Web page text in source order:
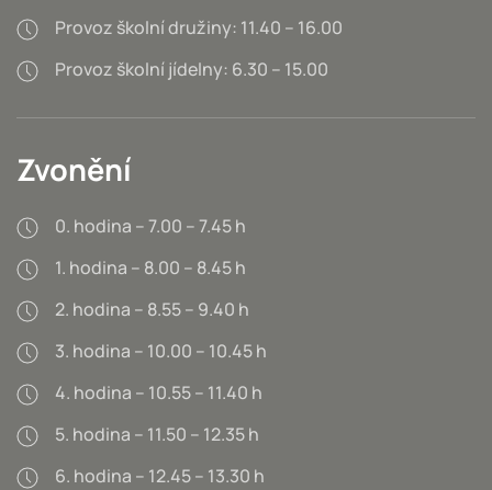
Provoz školní družiny: 11.40 – 16.00
Provoz školní jídelny: 6.30 – 15.00
Zvonění
0. hodina – 7.00 – 7.45 h
1. hodina – 8.00 – 8.45 h
2. hodina – 8.55 – 9.40 h
3. hodina – 10.00 – 10.45 h
4. hodina – 10.55 – 11.40 h
5. hodina – 11.50 – 12.35 h
6. hodina – 12.45 – 13.30 h